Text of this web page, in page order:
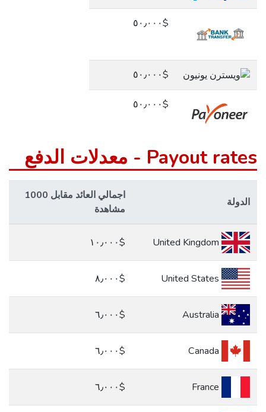
$٥٠٫٠٠٠
$٥٠٫٠٠٠
$٥٠٫٠٠٠
Payout rates - معدلات الدفع
الدولة
اجمالي العائد مقابل 1000
مشاهدة
$١٠٫٠٠٠
$٨٫٠٠٠
$٦٫٠٠٠
$٦٫٠٠٠
$٦٫٠٠٠